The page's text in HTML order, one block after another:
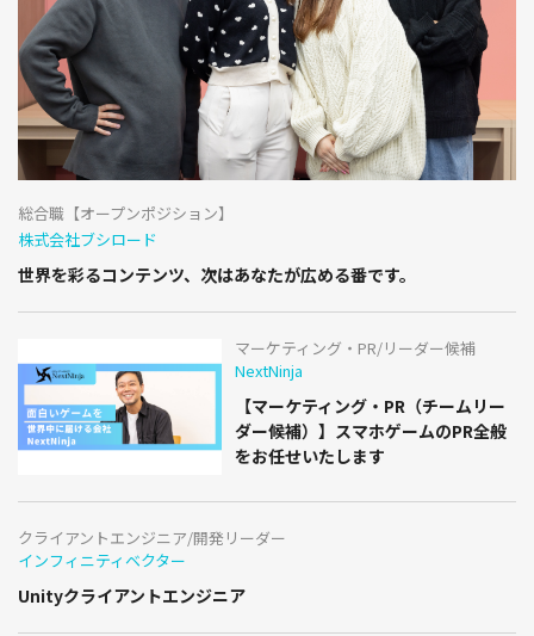
総合職【オープンポジション】
株式会社ブシロード
世界を彩るコンテンツ、次はあなたが広める番です。
マーケティング・PR/リーダー候補
NextNinja
【マーケティング・PR（チームリー
ダー候補）】スマホゲームのPR全般
をお任せいたします
クライアントエンジニア/開発リーダー
インフィニティベクター
Unityクライアントエンジニア